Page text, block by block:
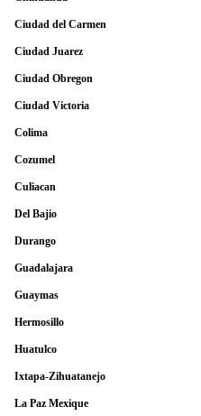
Ciudad del Carmen
Ciudad Juarez
Ciudad Obregon
Ciudad Victoria
Colima
Cozumel
Culiacan
Del Bajio
Durango
Guadalajara
Guaymas
Hermosillo
Huatulco
Ixtapa-Zihuatanejo
La Paz Mexique